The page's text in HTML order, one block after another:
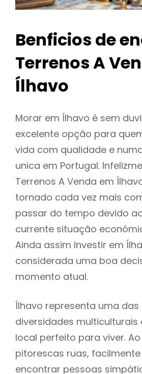
Benficios de
Terrenos A
Ílhavo
Morar em Ílhavo é sem
excelente opção para
vida com qualidade e
unica em Portugal.
Terrenos A Venda em
tornado cada vez mais
passar do tempo devido
currente situação
Ainda assim Investir em
considerada uma boa
momento atual.
Ílhavo representa uma das
diversidades multiculturais
local perfeito para viver.
pitorescas ruas,
encontrar pessoas